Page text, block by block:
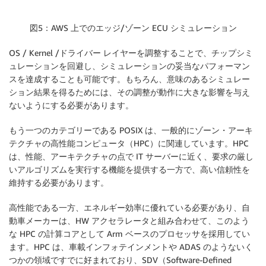
図5：AWS 上でのエッジ/ゾーン ECU シミュレーション
OS / Kernel /ドライバー レイヤーを調整することで、チップシミ
ュレーションを回避し、シミュレーションの妥当なパフォーマン
スを達成することも可能です。もちろん、意味のあるシミュレー
ション結果を得るためには、その調整が動作に大きな影響を与え
ないようにする必要があります。
もう一つのカテゴリーである POSIX は、一般的にゾーン・アーキ
テクチャの高性能コンピュータ（HPC）に関連しています。HPC
は、性能、アーキテクチャの点で IT サーバーに近く、要求の厳し
いアルゴリズムを実行する機能を提供する一方で、高い信頼性を
維持する必要があります。
高性能である一方、エネルギー効率に優れている必要があり、自
動車メーカーは、HW アクセラレータと組み合わせて、このよう
な HPC の計算コアとして Arm ベースのプロセッサを採用してい
ます。HPC は、車載インフォテインメントや ADAS のようないく
つかの領域ですでに好まれており、SDV（Software-Defined